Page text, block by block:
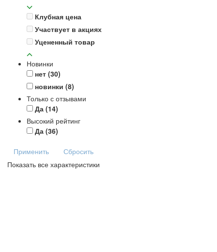
Клубная цена
Участвует в акциях
Уцененный товар
Новинки
нет (30)
новинки (8)
Только с отзывами
Да (14)
Высокий рейтинг
Да (36)
Применить
Сбросить
Показать все характеристики